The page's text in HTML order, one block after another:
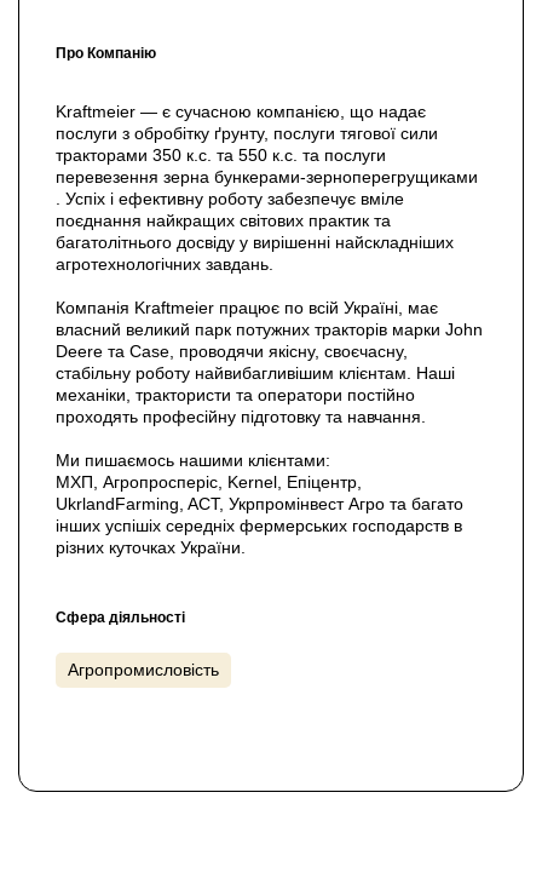
Про Компанію
Kraftmeier — є сучасною компанією, що надає
послуги з обробітку ґрунту, послуги тягової сили
тракторами 350 к.с. та 550 к.с. та послуги
перевезення зерна бункерами-зерноперегрущиками
. Успіх і ефективну роботу забезпечує вміле
поєднання найкращих світових практик та
багатолітнього досвіду у вирішенні найскладніших
агротехнологічних завдань.
Компанія Kraftmeier працює по всій Україні, має
власний великий парк потужних тракторів марки John
Deere та Case, проводячи якісну, своєчасну,
стабільну роботу найвибагливішим клієнтам. Наші
механіки, трактористи та оператори постійно
проходять професійну підготовку та навчання.
Ми пишаємось нашими клієнтами:
МХП, Агропросперіс, Kernel, Епіцентр,
UkrlandFarming, ACT, Укрпромінвест Агро та багато
інших успішіх середніх фермерських господарств в
різних куточках України.
Сфера діяльності
Агропромисловість